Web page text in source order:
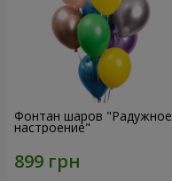
Фонтан шаров "Радужное
настроение"